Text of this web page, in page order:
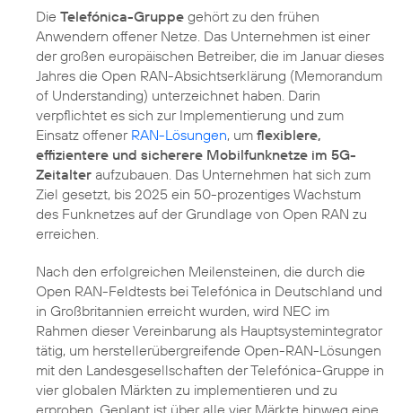
Die Telefónica-Gruppe gehört zu den frühen
Anwendern offener Netze. Das Unternehmen ist einer
der großen europäischen Betreiber, die im Januar dieses
Jahres die Open RAN-Absichtserklärung (Memorandum
of Understanding) unterzeichnet haben. Darin
verpflichtet es sich zur Implementierung und zum
Einsatz offener RAN-Lösungen, um flexiblere,
effizientere und sicherere Mobilfunknetze im 5G-
Zeitalter aufzubauen. Das Unternehmen hat sich zum
Ziel gesetzt, bis 2025 ein 50-prozentiges Wachstum
des Funknetzes auf der Grundlage von Open RAN zu
erreichen.
Nach den erfolgreichen Meilensteinen, die durch die
Open RAN-Feldtests bei Telefónica in Deutschland und
in Großbritannien erreicht wurden, wird NEC im
Rahmen dieser Vereinbarung als Hauptsystemintegrator
tätig, um herstellerübergreifende Open-RAN-Lösungen
mit den Landesgesellschaften der Telefónica-Gruppe in
vier globalen Märkten zu implementieren und zu
erproben. Geplant ist über alle vier Märkte hinweg eine